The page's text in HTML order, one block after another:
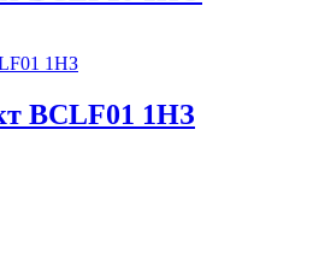
BCLF01 1HЗ